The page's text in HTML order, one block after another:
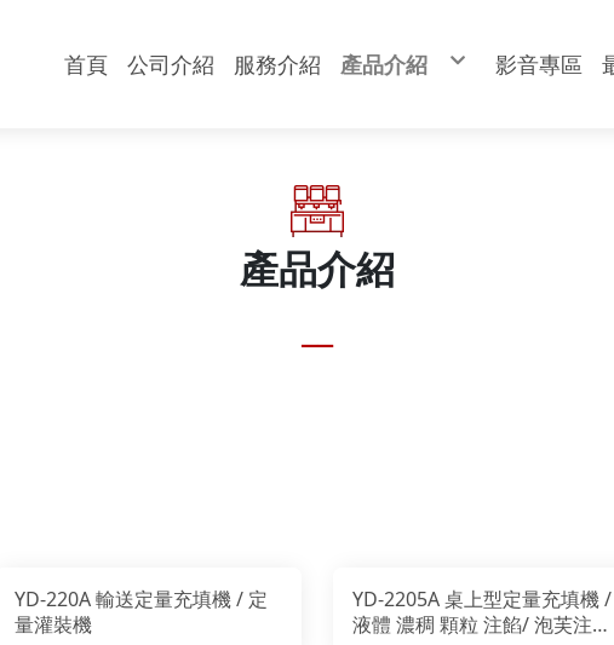
首頁 公司介紹 服務介紹 產品介紹 影音專區
產品介紹
YD-220A 輸送定量充填機 / 定
量灌裝機
YD-2205A 桌上型定量充填機 /
液體 濃稠 顆粒 注餡/ 泡芙注餡